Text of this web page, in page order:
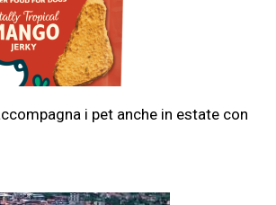
i pet anche in estate con